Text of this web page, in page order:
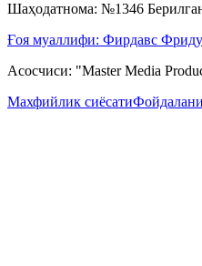
Шаҳодатнома: №1346
Ғоя муаллифи: Фирдавс
Асосчиси: "Master Media
Махфийлик сиёсати